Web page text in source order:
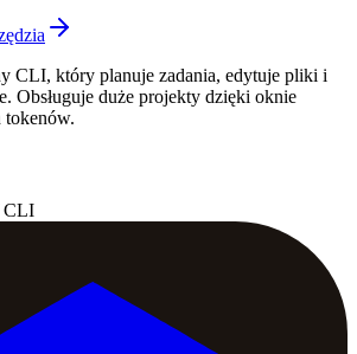
CLI, który planuje zadania, edytuje pliki i
Obsługuje duże projekty dzięki oknie
tokenów.
CLI